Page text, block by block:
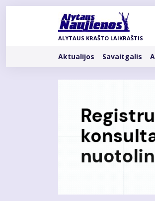
Pereiti
ALYTAUS KRAŠTO LAIKRAŠTIS
Rubrikos
Aktualijos Savaitgalis